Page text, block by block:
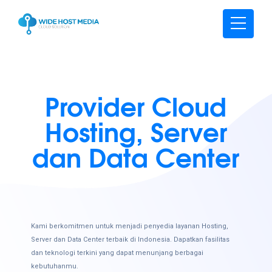
Provider Cloud
Hosting, Server
dan Data Center
Kami berkomitmen untuk menjadi penyedia layanan Hosting,
Server dan Data Center terbaik di Indonesia. Dapatkan fasilitas
dan teknologi terkini yang dapat menunjang berbagai
kebutuhanmu.